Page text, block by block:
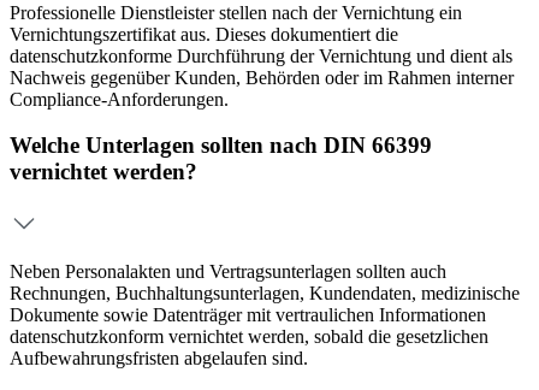
Professionelle Dienstleister stellen nach der Vernichtung ein
Vernichtungszertifikat aus. Dieses dokumentiert die
datenschutzkonforme Durchführung der Vernichtung und dient als
Nachweis gegenüber Kunden, Behörden oder im Rahmen interner
Compliance-Anforderungen.
Welche Unterlagen sollten nach DIN 66399
vernichtet werden?
Neben Personalakten und Vertragsunterlagen sollten auch
Rechnungen, Buchhaltungsunterlagen, Kundendaten, medizinische
Dokumente sowie Datenträger mit vertraulichen Informationen
datenschutzkonform vernichtet werden, sobald die gesetzlichen
Aufbewahrungsfristen abgelaufen sind.